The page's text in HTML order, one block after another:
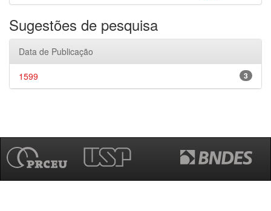
Sugestões de pesquisa
Data de Publicação
3
1599